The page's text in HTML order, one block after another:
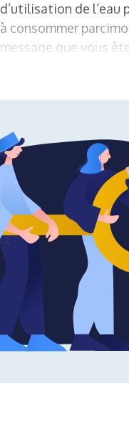
d’utilisation de l’eau
à consommer
message que vous